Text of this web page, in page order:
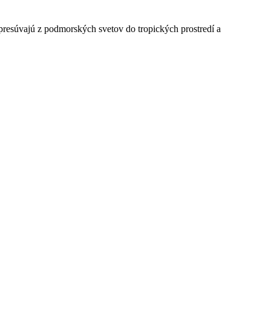
z podmorských svetov do tropických prostredí a